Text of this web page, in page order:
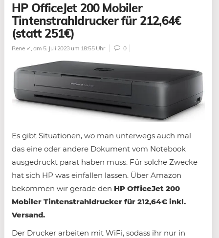
HP OfficeJet 200 Mobiler
Tintenstrahldrucker für 212,64€
(statt 251€)
Rene ✓, am 5. Juli 2023 um 18:55 Uhr 0
Es gibt Situationen, wo man unterwegs auch mal
das eine oder andere Dokument vom Notebook
ausgedruckt parat haben muss. Für solche Zwecke
hat sich HP was einfallen lassen. Über Amazon
bekommen wir gerade den HP OfficeJet 200
Mobiler Tintenstrahldrucker für 212,64€ inkl.
Versand.
Der Drucker arbeiten mit WiFi, sodass ihr nur in